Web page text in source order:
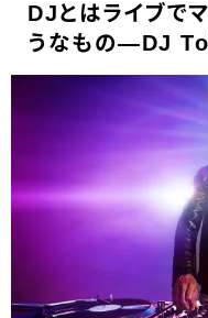
エンジニア
テクノロジー
DJとはライブで
うなもの―DJ